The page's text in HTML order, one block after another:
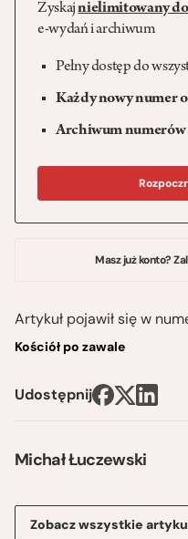
Michał Łuczewski
Zobacz wszystkie
Zyskajnielimitowany
e-wydań i archiwum
Pełny dostęp do
Każdy nowy numer
Archiwum numerów
Masz już konto?
Artykuł pojawił się w
Kościół po zawale
Udostępnij